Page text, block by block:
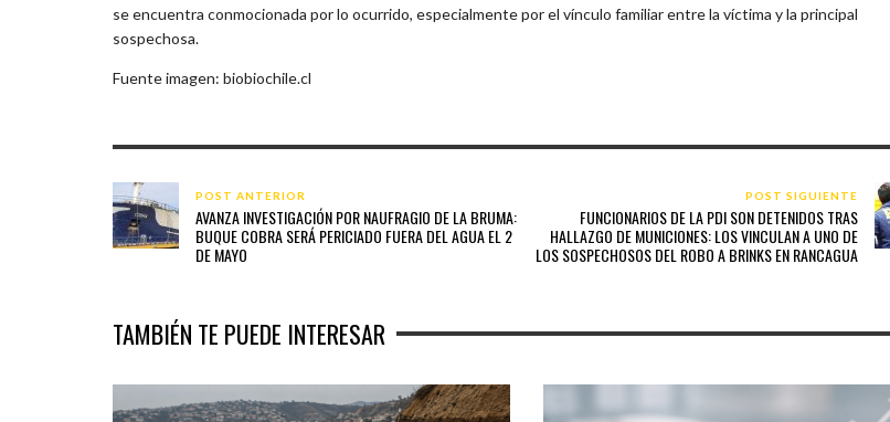
se encuentra conmocionada por lo ocurrido, especialmente por el vínculo familiar entre la víctima y la principal
sospechosa.
Fuente imagen: biobiochile.cl
POST ANTERIOR
AVANZA INVESTIGACIÓN POR NAUFRAGIO DE LA BRUMA:
BUQUE COBRA SERÁ PERICIADO FUERA DEL AGUA EL 2
DE MAYO
POST SIGUIENTE
FUNCIONARIOS DE LA PDI SON DETENIDOS TRAS
HALLAZGO DE MUNICIONES: LOS VINCULAN A UNO DE
LOS SOSPECHOSOS DEL ROBO A BRINKS EN RANCAGUA
TAMBIÉN TE PUEDE INTERESAR